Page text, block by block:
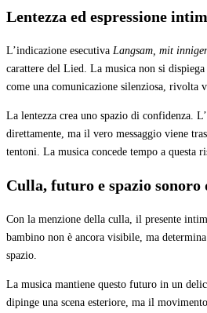
Lentezza ed espressione
L’indicazione esecutiva Langsam, mit
carattere del Lied. La musica non si
come una comunicazione silenziosa, rivolta
La lentezza crea uno spazio di confidenza.
direttamente, ma il vero messaggio viene
tentoni. La musica concede tempo a questa
Culla, futuro e spazio sonoro
Con la menzione della culla, il presente
bambino non è ancora visibile, ma
spazio.
La musica mantiene questo futuro in un
dipinge una scena esteriore, ma il